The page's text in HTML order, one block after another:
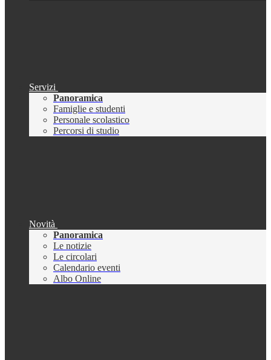
Servizi
Panoramica
Famiglie e studenti
Personale scolastico
Percorsi di studio
Novità
Panoramica
Le notizie
Le circolari
Calendario eventi
Albo Online